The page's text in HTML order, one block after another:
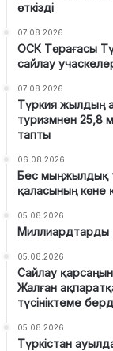
өткізді
07.08.2026
ОСК Төрағасы
сайлау
07.08.2026
Түркия жылдың
туризмнен 25,8
тапты
06.08.2026
Бес мыңжылдық
қаласының көне
05.08.2026
Миллиардтарды
05.08.2026
Сайлау
Жалған
түсініктеме
05.08.2026
Түркістан